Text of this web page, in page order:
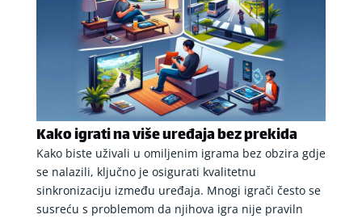
Kako igrati na više uređaja bez prekida
Kako biste uživali u omiljenim igrama bez obzira gdje
se nalazili, ključno je osigurati kvalitetnu
sinkronizaciju između uređaja. Mnogi igrači često se
susreću s problemom da njihova igra nije praviln